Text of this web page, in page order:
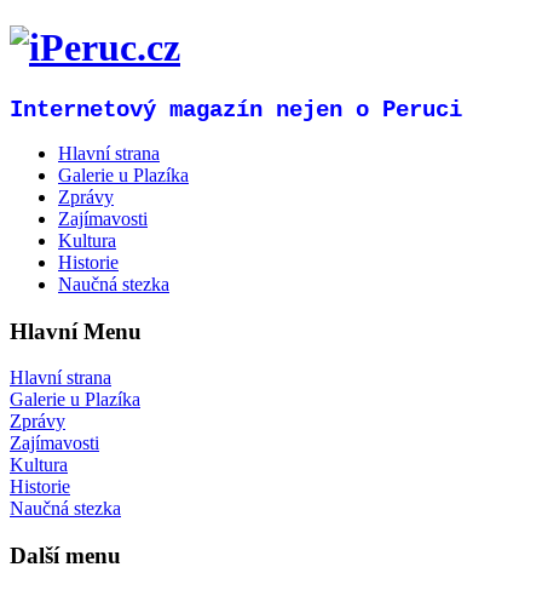
Internetový magazín nejen o Peruci
Hlavní strana
Galerie u Plazíka
Zprávy
Zajímavosti
Kultura
Historie
Naučná stezka
Hlavní Menu
Hlavní strana
Galerie u Plazíka
Zprávy
Zajímavosti
Kultura
Historie
Naučná stezka
Další menu